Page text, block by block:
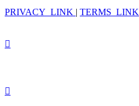
PRIVACY_LINK | TERMS_LINK